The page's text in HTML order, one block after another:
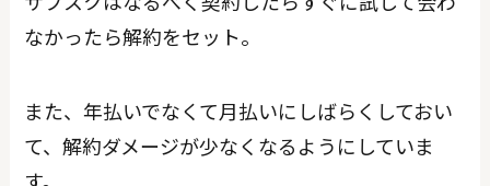
なかったら解約をセット。
また、年払いでなくて月払いにしばらくしておい
て、解約ダメージが少なくなるようにしていま
す。